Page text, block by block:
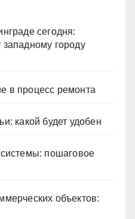
сегодня:
городу
в процесс ремонта
какой будет удобен
системы: пошаговое
объектов: